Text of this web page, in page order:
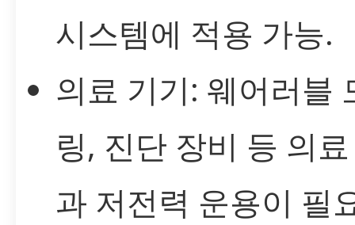
시스템에 적용 가능.
의료 기기: 웨어러블
링, 진단 장비 등 의
과 저전력 운용이 필